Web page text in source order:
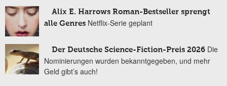
Alix E. Harrows Roman-Bestseller sprengt
alle Genres Netflix-Serie geplant
Der Deutsche Science-Fiction-Preis 2026 Die
Nominierungen wurden bekanntgegeben, und mehr
Geld gibt’s auch!